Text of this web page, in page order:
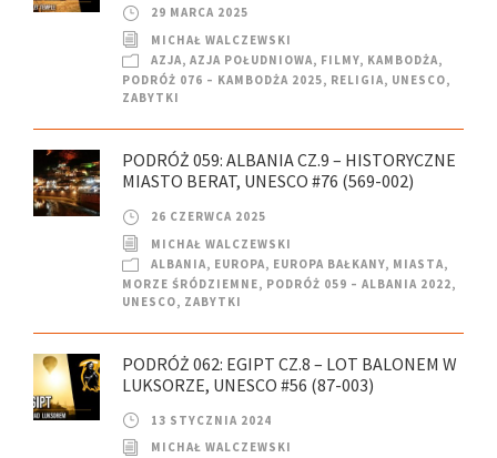
29 MARCA 2025
MICHAŁ WALCZEWSKI
AZJA, AZJA POŁUDNIOWA, FILMY, KAMBODŻA,
PODRÓŻ 076 – KAMBODŻA 2025, RELIGIA, UNESCO,
ZABYTKI
PODRÓŻ 059: ALBANIA CZ.9 – HISTORYCZNE
MIASTO BERAT, UNESCO #76 (569-002)
26 CZERWCA 2025
MICHAŁ WALCZEWSKI
ALBANIA, EUROPA, EUROPA BAŁKANY, MIASTA,
MORZE ŚRÓDZIEMNE, PODRÓŻ 059 – ALBANIA 2022,
UNESCO, ZABYTKI
PODRÓŻ 062: EGIPT CZ.8 – LOT BALONEM W
LUKSORZE, UNESCO #56 (87-003)
13 STYCZNIA 2024
MICHAŁ WALCZEWSKI